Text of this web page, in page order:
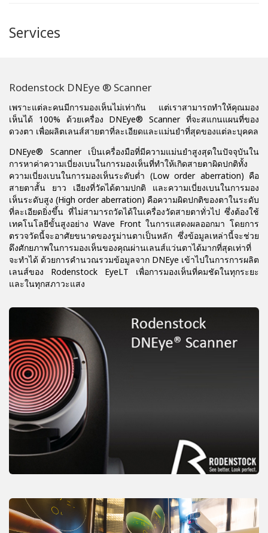
Services
Rodenstock DNEye ® Scanner
เพราะแต่ละคนมีการมองเห็นไม่เท่ากัน แต่เราสามารถทำให้คุณมอง
เห็นได้ 100% ด้วยเครื่อง DNEye® Scanner ที่จะสแกนแผนที่ของ
ดวงตา เพื่อผลิตเลนส์สายตาที่ละเอียดและแม่นยำที่สุดของแต่ละบุคคล
DNEye® Scanner เป็นเครื่องมือที่มีความแม่นยำสูงสุดในปัจจุบันใน
การหาค่าความเบี่ยงเบนในการมองเห็นที่ทำให้เกิดสายตาผิดปกติทั้ง
ความเบี่ยงเบนในการมองเห็นระดับต่ำ (Low order aberration) คือ
สายตาสั้น ยาว เอียงที่วัดได้ตามปกติ และความเบี่ยงเบนในการมอง
เห็นระดับสูง (High order aberration) คือความผิดปกติของตาในระดับ
ที่ละเอียดยิ่งขึ้น ที่ไม่สามารถวัดได้ในเครื่องวัดสายตาทั่วไป ซึ่งต้องใช้
เทคโนโลยีขั้นสูงอย่าง Wave Front ในการแสดงผลออกมา โดยการ
ตรวจวัดนี้จะอาศัยขนาดของรูม่านตาเป็นหลัก ซึ่งข้อมูลเหล่านี้จะช่วย
ดึงศักยภาพในการมองเห็นของคุณผ่านเลนส์แว่นตาได้มากที่สุดเท่าที่
จะทำได้ ด้วยการคำนวณรวมข้อมูลจาก DNEye เข้าไปในการการผลิต
เลนส์ของ Rodenstock EyeLT เพื่อการมองเห็นที่คมชัดในทุกระยะ
และในทุกสภาวะแสง